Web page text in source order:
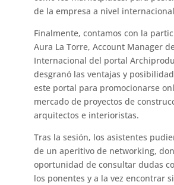
de la empresa a nivel
Finalmente, contamos con la
Aura La Torre, Account Manager
Internacional del portal
desgranó las ventajas y
este portal para promocionarse
mercado de proyectos de
arquitectos e interioristas.
Tras la sesión, los asistentes
de un aperitivo de networking,
oportunidad de consultar dudas
los ponentes y a la vez encontrar